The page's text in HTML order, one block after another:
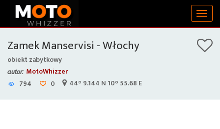
Zamek Manservisi - Włochy
obiekt zabytkowy
autor: MotoWhizzer
794
0 44° 9.144 N 10° 55.68 E